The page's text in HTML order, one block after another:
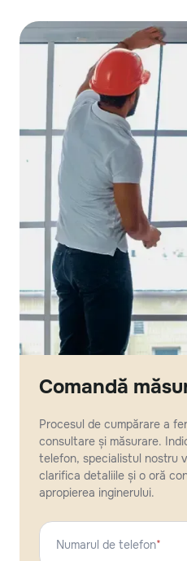
Comandă
Procesul de cumpărare a
consultare și măsurare.
telefon, specialistul nostru
clarifica detaliile și o oră
apropierea inginerului.
Numarul de telefon*